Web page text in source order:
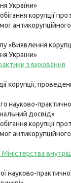
України»
корупції
антикорупційного
«Виявлення
України»
з виховання
корупції,
науково-
досвід»
корупції
антикорупційного
науково-